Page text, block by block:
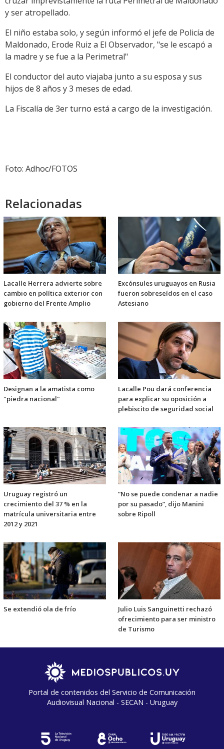
y ser atropellado.
El niño estaba solo, y según informó el jefe de Policía de
Maldonado, Erode Ruiz a El Observador, "se le escapó a
la madre y se fue a la Perimetral"
El conductor del auto viajaba junto a su esposa y sus
hijos de 8 años y 3 meses de edad.
La Fiscalía de 3er turno está a cargo de la investigación.
Foto: Adhoc/FOTOS
Relacionadas
Lacalle Herrera advierte sobre
cambio en política exterior con
gobierno del Frente Amplio
Excónsules uruguayos en Rusia
fueron sobreseídos en el caso
Astesiano
Designan a la amatista como
"piedra nacional"
Lacalle Pou dará conferencia
para explicar su oposición a
plebiscito de seguridad social
Uruguay registró un
crecimiento del 37 % en la
matrícula universitaria entre
2012 y 2021
“No se puede condenar a nadie
por su pasado”, dijo Manini
sobre Ripoll
Se extendió ola de frío
Julio Luis Sanguinetti rechazó
ofrecimiento para ser ministro
de Turismo
Portal de contenidos del Servicio de Comunicación
Audiovisual Nacional - SECAN - Uruguay